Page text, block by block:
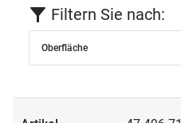
Filtern Sie nach:
Oberfläche